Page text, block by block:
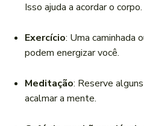
Isso ajuda a acordar o corpo.
Exercício: Uma caminhada
podem energizar você.
Meditação: Reserve
acalmar a mente.